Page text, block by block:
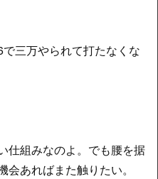
三万やられて打たなくな
仕組みなのよ。でも腰を据
あればまた触りたい。